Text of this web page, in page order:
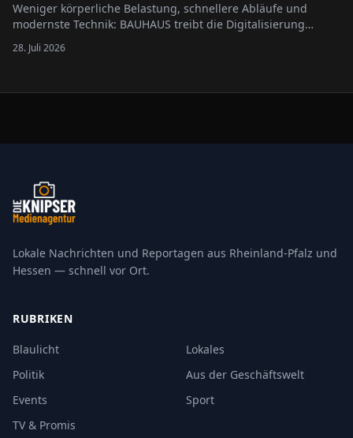
Weniger körperliche Belastung, schnellere Abläufe und
modernste Technik: BAUHAUS treibt die Digitalisierung
seiner Logistik weiter voran. Im Import- und Zentrallager in
Krefeld kommen künftig intelligente Roboter des
28. Juli 2026
Lokale Nachrichten und Reportagen aus Rheinland-Pfalz und
Hessen — schnell vor Ort.
RUBRIKEN
Blaulicht
Lokales
Politik
Aus der Geschäftswelt
Events
Sport
TV & Promis